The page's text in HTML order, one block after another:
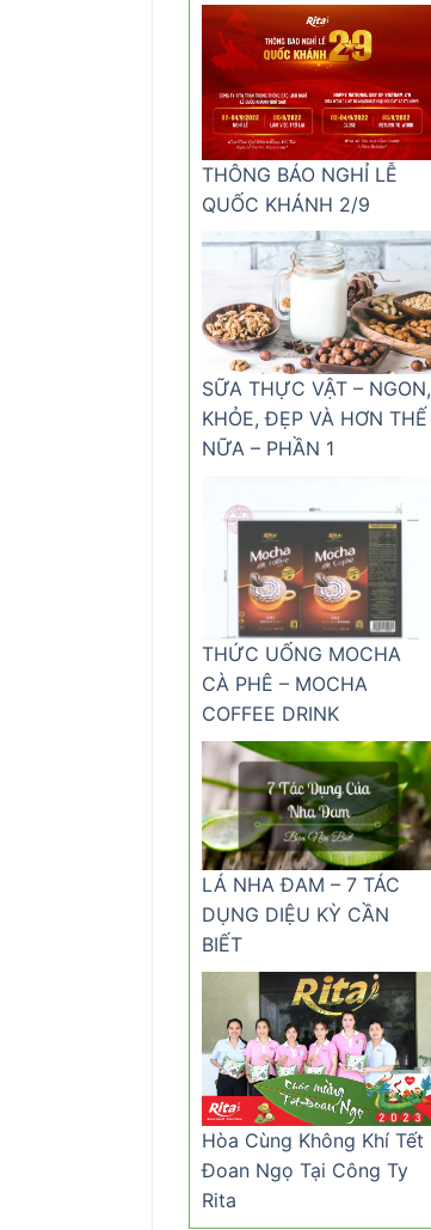
THÔNG BÁO NGHỈ LỄ
QUỐC KHÁNH 2/9
SỮA THỰC VẬT – NGON,
KHỎE, ĐẸP VÀ HƠN THẾ
NỮA – PHẦN 1
THỨC UỐNG MOCHA
CÀ PHÊ – MOCHA
COFFEE DRINK
LÁ NHA ĐAM – 7 TÁC
DỤNG DIỆU KỲ CẦN
BIẾT
Hòa Cùng Không Khí Tết
Đoan Ngọ Tại Công Ty
Rita